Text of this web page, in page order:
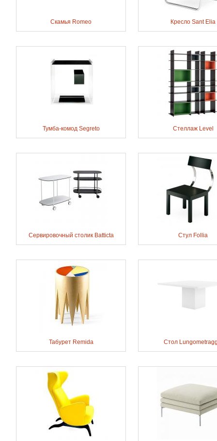
Скамья Romeo Кресло Sant Elia
Тумба-комод Segreto Стеллаж Level
Сервировочный столик Batticta Стул Follia
Табурет Remida Стол